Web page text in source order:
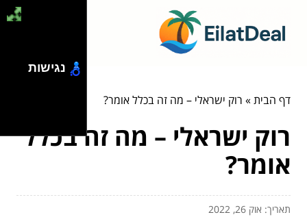
דף הבית» רוק ישראלי – מה זה בכלל אומר?
רוק ישראלי – מה זה בכלל
אומר?
תאריך: אוק 26, 2022
נגישות